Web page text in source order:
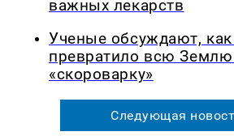
важных лекарств
Ученые обсуждают,
превратило всю
«скороварку»
Следующая